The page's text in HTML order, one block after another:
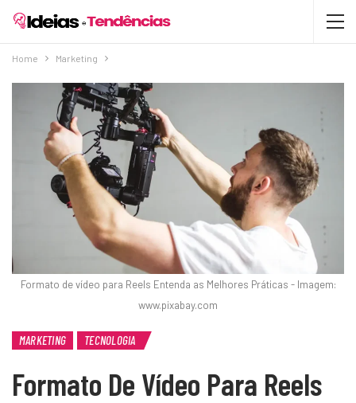
Home Marketing
Formato de vídeo para Reels Entenda as Melhores Práticas - Imagem:
www.pixabay.com
MARKETING TECNOLOGIA
Formato De Vídeo Para Reels